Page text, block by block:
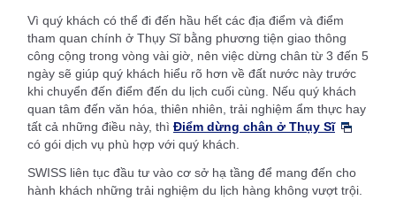
Vì quý khách có thể đi đến hầu hết các địa điểm và điểm
tham quan chính ở Thụy Sĩ bằng phương tiện giao thông
công cộng trong vòng vài giờ, nên việc dừng chân từ 3 đến 5
ngày sẽ giúp quý khách hiểu rõ hơn về đất nước này trước
khi chuyển đến điểm đến du lịch cuối cùng. Nếu quý khách
quan tâm đến văn hóa, thiên nhiên, trải nghiệm ẩm thực hay
tất cả những điều này, thì Điểm dừng chân ở Thụy Sĩ
có gói dịch vụ phù hợp với quý khách.
SWISS liên tục đầu tư vào cơ sở hạ tầng để mang đến cho
hành khách những trải nghiệm du lịch hàng không vượt trội.